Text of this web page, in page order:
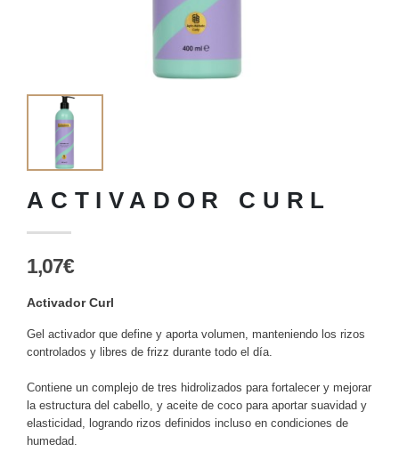
ACTIVADOR CURL
1,07€
Activador Curl
Gel activador que define y aporta volumen, manteniendo los rizos
controlados y libres de frizz durante todo el día.
Contiene un complejo de tres hidrolizados para fortalecer y mejorar
la estructura del cabello, y aceite de coco para aportar suavidad y
elasticidad, logrando rizos definidos incluso en condiciones de
humedad.